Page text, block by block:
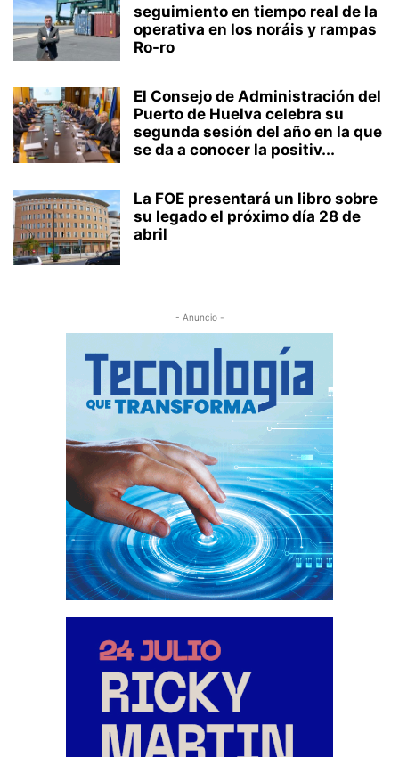
seguimiento en tiempo real de la
operativa en los noráis y rampas
Ro-ro
El Consejo de Administración del
Puerto de Huelva celebra su
segunda sesión del año en la que
se da a conocer la positiv...
La FOE presentará un libro sobre
su legado el próximo día 28 de
abril
- Anuncio -